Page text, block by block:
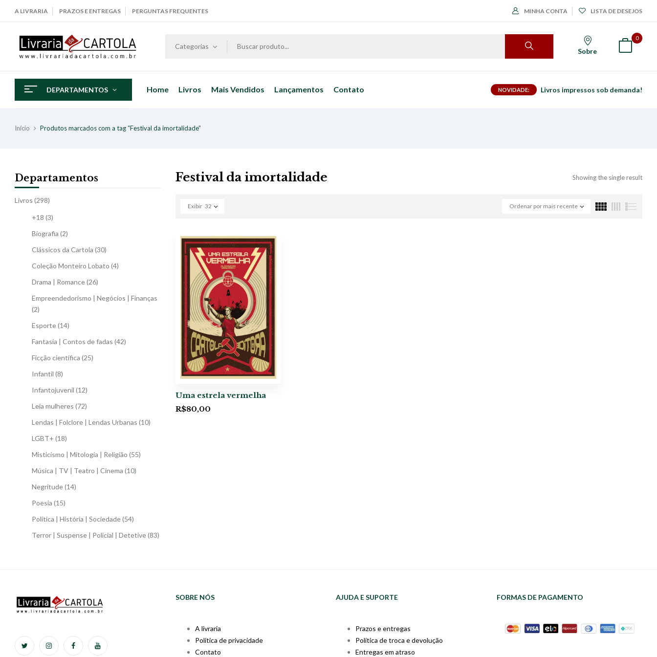
A LIVRARIA PRAZOS E ENTREGAS PERGUNTAS FREQUENTES MINHA CONTA LISTA DE DESEJOS
Categorias
Sobre
0
DEPARTAMENTOS Home Livros Mais Vendidos Lançamentos Contato NOVIDADE: Livros impressos sob demanda!
Início Produtos marcados com a tag “Festival da imortalidade”
Departamentos
Livros (298)
+18 (3)
Biografia (2)
Clássicos da Cartola (30)
Coleção Monteiro Lobato (4)
Drama | Romance(26)
Empreendedorismo | Negócios | Finanças
(2)
Esporte(14)
Fantasia | Contos de fadas (42)
Ficção científica (25)
Infantil (8)
Infantojuvenil (12)
Leia mulheres (72)
Lendas | Folclore | Lendas Urbanas (10)
LGBT+ (18)
Misticismo | Mitologia | Religião (55)
Música | TV | Teatro | Cinema (10)
Negritude(14)
Poesia (15)
Política | História | Sociedade(54)
Terror | Suspense | Policial | Detetive(83)
Festival da imortalidade Showing the single result
Ordenar por mais recente
Exibir 32
Uma estrela vermelha
R$80,00
SOBRE NÓS
A livraria
Política de privacidade
Contato
AJUDA E SUPORTE
Prazos e entregas
Política de troca e devolução
Entregas em atraso
FORMAS DE PAGAMENTO